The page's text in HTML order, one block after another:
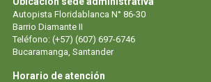
Autopista Floridablanca N° 86-30
Barrio Diamante II
Teléfono: (+57) (607) 697-6746
Bucaramanga, Santander
Horario de atención